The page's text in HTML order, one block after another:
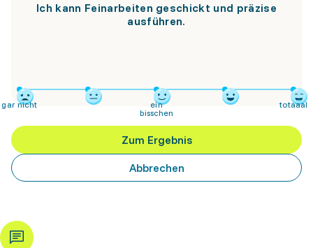
Ich kann Feinarbeiten geschickt und präzise
ausführen.
gar nicht
ein
bisschen
totaaal
Zum Ergebnis
Abbrechen